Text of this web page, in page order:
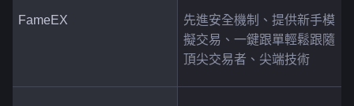
FameEX
先進安全機制、提供新手模
擬交易、一鍵跟單輕鬆跟隨
頂尖交易者、尖端技術